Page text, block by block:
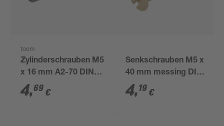
toom
Zylinderschrauben M5
x 16 mm A2-70 DIN
912 6 Stück
4,69 €
Senkschrauben M5 x
40 mm messing DIN
963 4 Stück
4,19 €